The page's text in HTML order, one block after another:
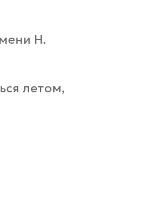
Н.
летом,